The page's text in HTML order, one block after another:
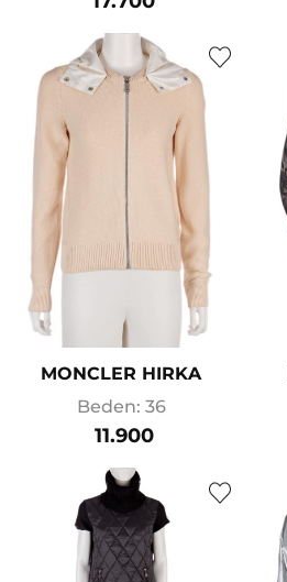
MONCLER HIRKA
Beden: 36
11.900